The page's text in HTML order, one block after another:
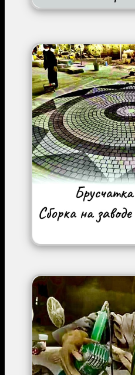
Image
Image